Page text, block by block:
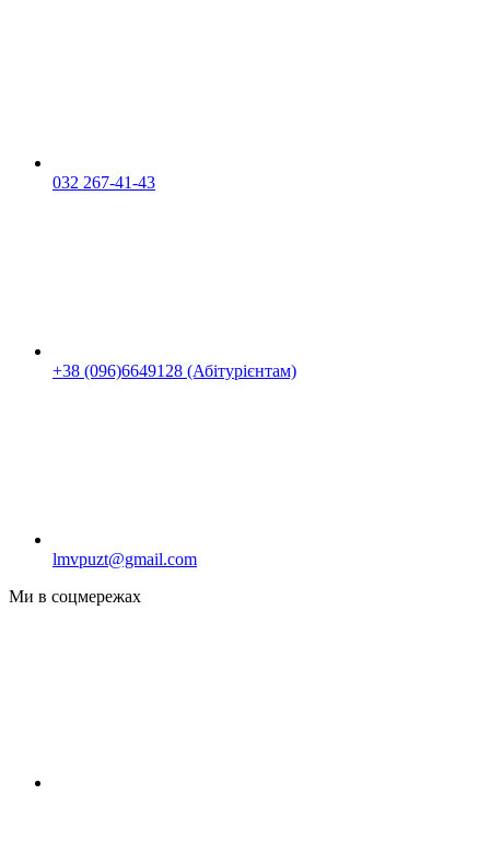
032 267-41-43
+38 (096)6649128 (Абітурієнтам)
lmvpuzt@gmail.com
Ми в соцмережах